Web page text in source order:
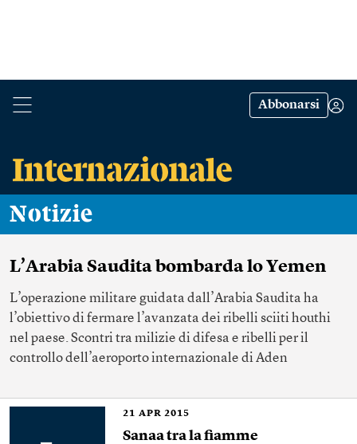
Abbonarsi
Notizie
L’Arabia Saudita bombarda lo Yemen
L’operazione militare guidata dall’Arabia Saudita ha
l’obiettivo di fermare l’avanzata dei ribelli sciiti houthi
nel paese. Scontri tra milizie di difesa e ribelli per il
controllo dell’aeroporto internazionale di Aden
21 APR 2015
Sanaa tra la fiamme